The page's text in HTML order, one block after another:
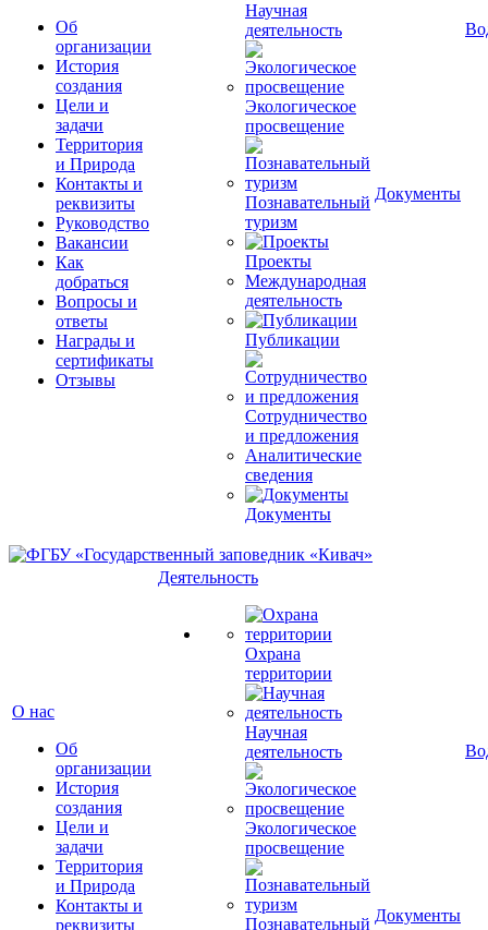
Об
организации
История
создания
Цели и
задачи
Территория
и Природа
Контакты и
реквизиты
Руководство
Вакансии
Как
добраться
Вопросы и
ответы
Награды и
сертификаты
Отзывы
Научная
деятельность
Экологическое
просвещение
Познавательный
туризм
Проекты
Международная
деятельность
Публикации
Сотрудничество
и предложения
Аналитические
сведения
Документы
Документы
О нас
Об
организации
История
создания
Цели и
задачи
Территория
и Природа
Контакты и
реквизиты
Деятельность
Охрана
территории
Научная
деятельность
Экологическое
просвещение
Познавательный Документы